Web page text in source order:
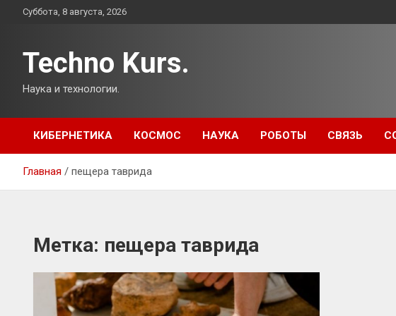
ПерейтиСуббота, 8 августа, 2026
Techno Kurs.
Наука и технологии.
КИБЕРНЕТИКА КОСМОС НАУКА РОБОТЫ СВЯЗЬ
Главная пещера таврида
Метка: пещера таврида